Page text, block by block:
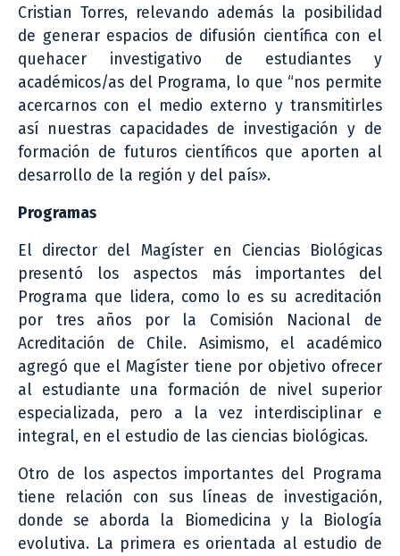
Cristian Torres, relevando además la posibilidad
de generar espacios de difusión científica con el
quehacer investigativo de estudiantes y
académicos/as del Programa, lo que “nos permite
acercarnos con el medio externo y transmitirles
así nuestras capacidades de investigación y de
formación de futuros científicos que aporten al
desarrollo de la región y del país».
Programas
El director del Magíster en Ciencias Biológicas
presentó los aspectos más importantes del
Programa que lidera, como lo es su acreditación
por tres años por la Comisión Nacional de
Acreditación de Chile. Asimismo, el académico
agregó que el Magíster tiene por objetivo ofrecer
al estudiante una formación de nivel superior
especializada, pero a la vez interdisciplinar e
integral, en el estudio de las ciencias biológicas.
Otro de los aspectos importantes del Programa
tiene relación con sus líneas de investigación,
donde se aborda la Biomedicina y la Biología
evolutiva. La primera es orientada al estudio de